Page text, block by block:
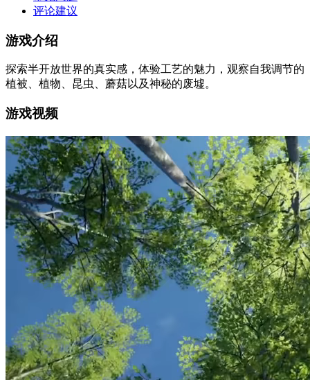
评论建议
游戏介绍
探索半开放世界的真实感，体验工艺的魅力，观察自我调节的
植被、植物、昆虫、蘑菇以及神秘的废墟。
游戏视频